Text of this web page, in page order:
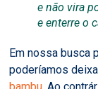
e não vira
e enterre o
Em nossa busca
poderíamos